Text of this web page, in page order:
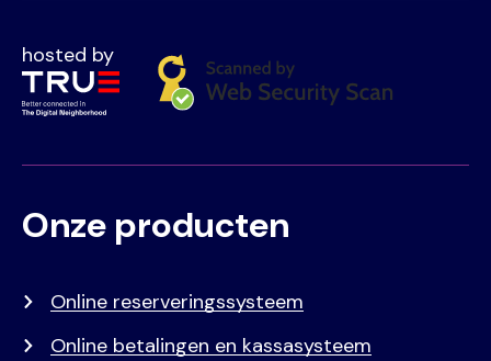
hosted by
Voet
Primair
Onze producten
Online reserveringssysteem
Online betalingen en kassasysteem